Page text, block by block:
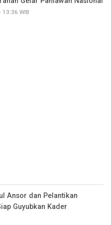
WIB
Ansor dan Pelantikan
Guyubkan Kader